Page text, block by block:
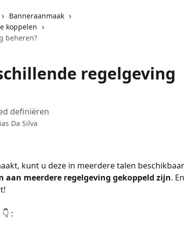
Banneraanmaak
koppelen
beheren?
regelgeving
definiëren
Da Silva
kunt u deze in meerdere talen beschikbaar
aan meerdere regelgeving gekoppeld zijn. En
: